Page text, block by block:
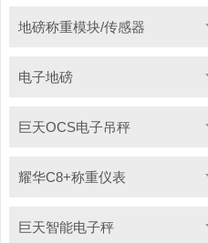
地磅称重模块/传感器
电子地磅
巨天OCS电子吊秤
耀华C8+称重仪表
巨天智能电子秤